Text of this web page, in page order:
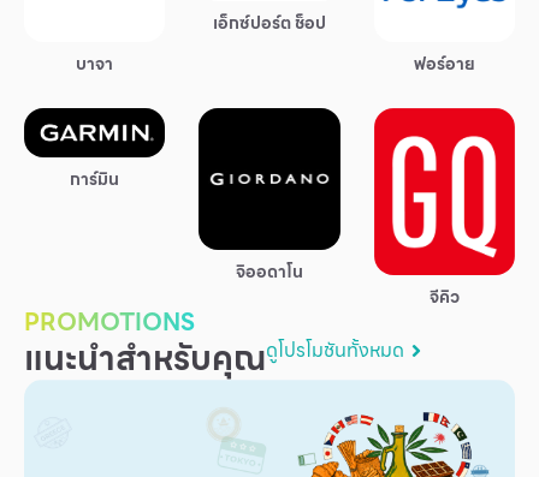
กิจกรรมและโปรโมชั่น
ข้อเสนอพิเศษ
สำหรับนักท่องเที่ยว
เพื่อสังคม
ฟิวเจอร์ซิตี้
บาจา
เอ็กซ์ปอร์ต ช็อป
ฟอร์อาย
การ์มิน
จิออดาโน
จีคิว
PROMOTIONS
แนะนำสำหรับคุณดูโปรโมชันทั้งหมด